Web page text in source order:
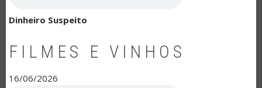
Dinheiro Suspeito
FILMES E VINHOS
16/06/2026